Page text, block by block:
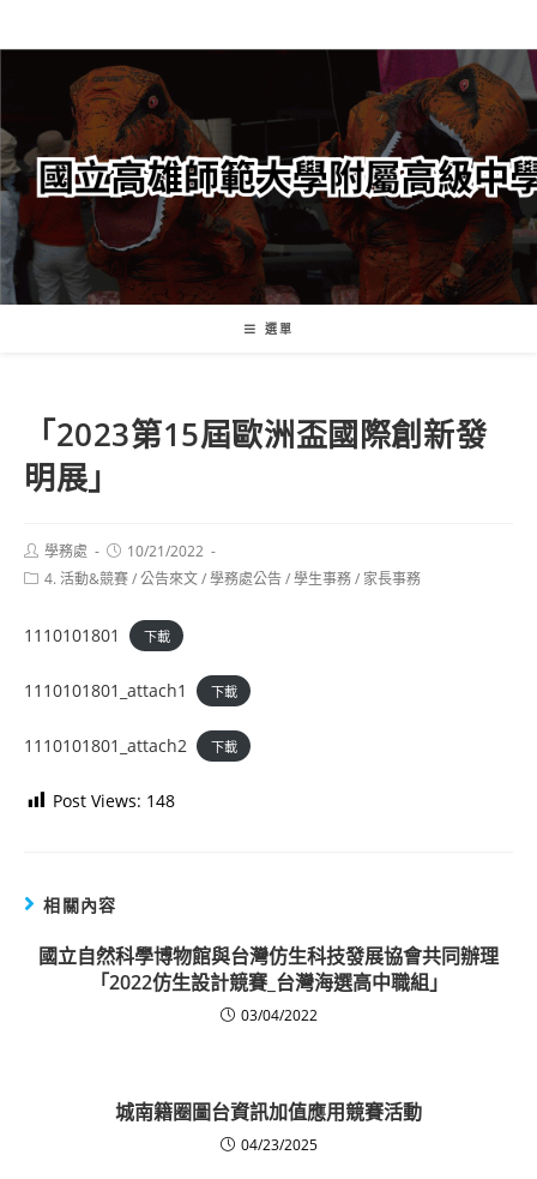
轉
要
內
容
選單
「2023第15屆歐洲盃國際創新發
明展」
Post
author:
學務處
Post
published:
10/21/2022
Post4. 活動&競賽/公告來文/學務處公告/學生事務/ 家長事務
1110101801 下載
1110101801_attach1 下載
1110101801_attach2 下載
Post Views: 148
相關內容
國立自然科學博物館與台灣仿生科技發展協會共同辦理
「2022仿生設計競賽_台灣海選高中職組」
03/04/2022
城南籍圈圖台資訊加值應用競賽活動
04/23/2025